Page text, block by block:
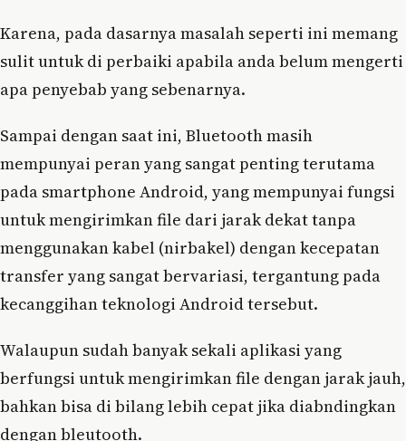
Karena, pada dasarnya masalah seperti ini memang
sulit untuk di perbaiki apabila anda belum mengerti
apa penyebab yang sebenarnya.
Sampai dengan saat ini, Bluetooth masih
mempunyai peran yang sangat penting terutama
pada smartphone Android, yang mempunyai fungsi
untuk mengirimkan file dari jarak dekat tanpa
menggunakan kabel (nirbakel) dengan kecepatan
transfer yang sangat bervariasi, tergantung pada
kecanggihan teknologi Android tersebut.
Walaupun sudah banyak sekali aplikasi yang
berfungsi untuk mengirimkan file dengan jarak jauh,
bahkan bisa di bilang lebih cepat jika diabndingkan
dengan bleutooth.